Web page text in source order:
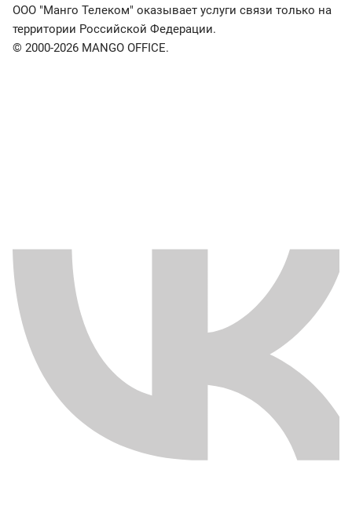
ООО "Манго Телеком" оказывает услуги связи только на
территории Российской Федерации.
© 2000-2026 MANGO OFFICE.